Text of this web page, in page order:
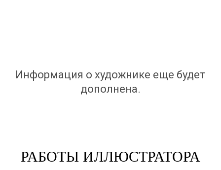
Информация о художнике еще будет
дополнена.
РАБОТЫ ИЛЛЮСТРАТОРА